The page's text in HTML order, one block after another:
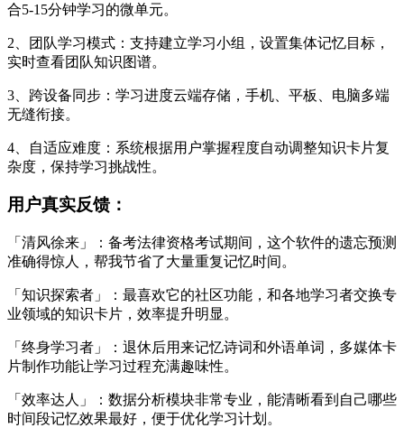
合5-15分钟学习的微单元。
2、团队学习模式：支持建立学习小组，设置集体记忆目标，
实时查看团队知识图谱。
3、跨设备同步：学习进度云端存储，手机、平板、电脑多端
无缝衔接。
4、自适应难度：系统根据用户掌握程度自动调整知识卡片复
杂度，保持学习挑战性。
用户真实反馈：
「清风徐来」：备考法律资格考试期间，这个软件的遗忘预测
准确得惊人，帮我节省了大量重复记忆时间。
「知识探索者」：最喜欢它的社区功能，和各地学习者交换专
业领域的知识卡片，效率提升明显。
「终身学习者」：退休后用来记忆诗词和外语单词，多媒体卡
片制作功能让学习过程充满趣味性。
「效率达人」：数据分析模块非常专业，能清晰看到自己哪些
时间段记忆效果最好，便于优化学习计划。